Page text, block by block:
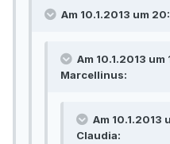
Am 10.1.2013 um
Am 10.1.2013
Marcellinus:
Am 10.1.2013
Claudia: